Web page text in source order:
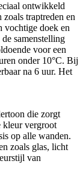
ontwikkeld
traptreden en
vochtige doek en
samenstelling
voor een
onder 10°C. Bij
na 6 uur. Het
die zorgt
kleur vergroot
op alle wanden.
zoals glas, licht
van